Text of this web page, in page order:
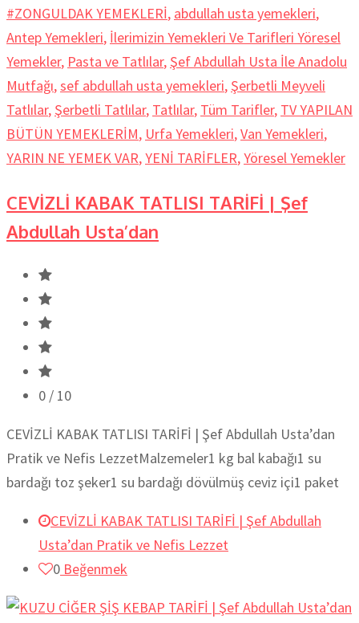
#ZONGULDAK YEMEKLERİ, abdullah usta yemekleri,
Antep Yemekleri, İlerimizin Yemekleri Ve Tarifleri Yöresel
Yemekler, Pasta ve Tatlılar, Şef Abdullah Usta İle Anadolu
Mutfağı,sef abdullah usta yemekleri, Şerbetli Meyveli
Tatlılar, Şerbetli Tatlılar, Tatlılar, Tüm Tarifler, TV YAPILAN
BÜTÜN YEMEKLERİM, Urfa Yemekleri,Van Yemekleri,
YARIN NE YEMEK VAR,YENİ TARİFLER,Yöresel Yemekler
CEVİZLİ KABAK TATLISI TARİFİ | Şef
Abdullah Usta’dan
0 / 10
CEVİZLİ KABAK TATLISI TARİFİ | Şef Abdullah Usta’dan
Pratik ve Nefis LezzetMalzemeler1 kg bal kabağı1 su
bardağı toz şeker1 su bardağı dövülmüş ceviz içi1 paket
CEVİZLİ KABAK TATLISI TARİFİ | Şef Abdullah
Usta’dan Pratik ve Nefis Lezzet
0 Beğenmek